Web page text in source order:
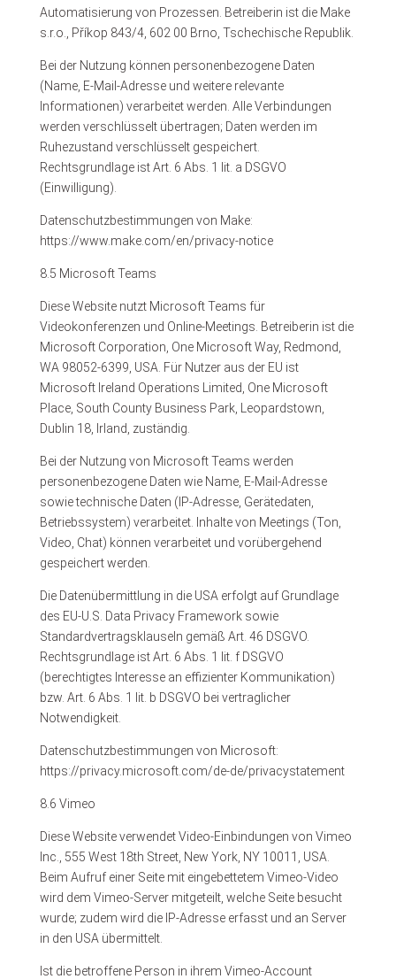
Automatisierung von Prozessen. Betreiberin ist die Make
s.r.o., Příkop 843/4, 602 00 Brno, Tschechische Republik.
Bei der Nutzung können personenbezogene Daten
(Name, E-Mail-Adresse und weitere relevante
Informationen) verarbeitet werden. Alle Verbindungen
werden verschlüsselt übertragen; Daten werden im
Ruhezustand verschlüsselt gespeichert.
Rechtsgrundlage ist Art. 6 Abs. 1 lit. a DSGVO
(Einwilligung).
Datenschutzbestimmungen von Make:
https://www.make.com/en/privacy-notice
8.5 Microsoft Teams
Diese Website nutzt Microsoft Teams für
Videokonferenzen und Online-Meetings. Betreiberin ist die
Microsoft Corporation, One Microsoft Way, Redmond,
WA 98052-6399, USA. Für Nutzer aus der EU ist
Microsoft Ireland Operations Limited, One Microsoft
Place, South County Business Park, Leopardstown,
Dublin 18, Irland, zuständig.
Bei der Nutzung von Microsoft Teams werden
personenbezogene Daten wie Name, E-Mail-Adresse
sowie technische Daten (IP-Adresse, Gerätedaten,
Betriebssystem) verarbeitet. Inhalte von Meetings (Ton,
Video, Chat) können verarbeitet und vorübergehend
gespeichert werden.
Die Datenübermittlung in die USA erfolgt auf Grundlage
des EU-U.S. Data Privacy Framework sowie
Standardvertragsklauseln gemäß Art. 46 DSGVO.
Rechtsgrundlage ist Art. 6 Abs. 1 lit. f DSGVO
(berechtigtes Interesse an effizienter Kommunikation)
bzw. Art. 6 Abs. 1 lit. b DSGVO bei vertraglicher
Notwendigkeit.
Datenschutzbestimmungen von Microsoft:
https://privacy.microsoft.com/de-de/privacystatement
8.6 Vimeo
Diese Website verwendet Video-Einbindungen von Vimeo
Inc., 555 West 18th Street, New York, NY 10011, USA.
Beim Aufruf einer Seite mit eingebettetem Vimeo-Video
wird dem Vimeo-Server mitgeteilt, welche Seite besucht
wurde; zudem wird die IP-Adresse erfasst und an Server
in den USA übermittelt.
Ist die betroffene Person in ihrem Vimeo-Account